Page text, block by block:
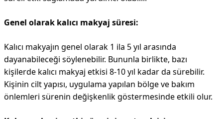
Genel olarak kalıcı makyaj süresi:
Kalıcı makyajın genel olarak 1 ila 5 yıl arasında
dayanabileceği söylenebilir. Bununla birlikte, bazı
kişilerde kalıcı makyaj etkisi 8-10 yıl kadar da sürebilir.
Kişinin cilt yapısı, uygulama yapılan bölge ve bakım
önlemleri sürenin değişkenlik göstermesinde etkili olur.